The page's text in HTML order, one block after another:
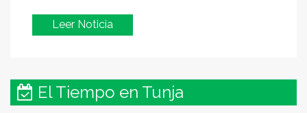
Leer Noticia
El Tiempo en Tunja